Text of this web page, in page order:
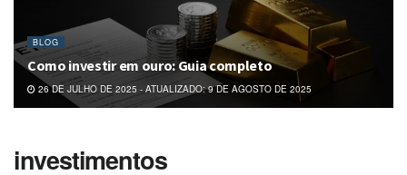
BLOG
Como investir em ouro: Guia completo
26 DE JULHO DE 2025 - ATUALIZADO: 9 DE AGOSTO DE 2025
investimentos